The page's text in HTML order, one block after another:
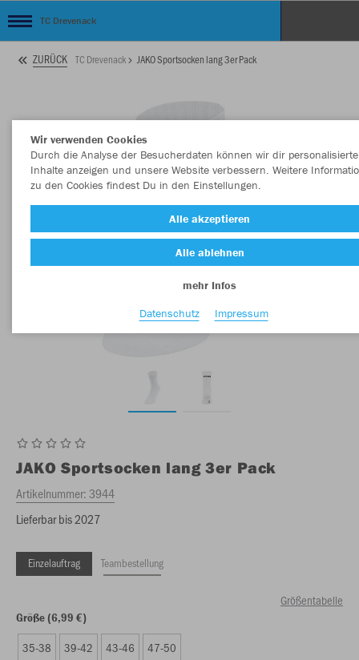
TC Drevenack
ZURÜCK TC Drevenack JAKO Sportsocken lang 3er Pack
JAKO Sportsocken lang 3er Pack
Artikelnummer:3944
Lieferbar bis 2027
Einzelauftrag Teambestellung
Größentabelle
Größe (6,99 €)
35-38 39-42 43-46 47-50
Wir verwenden Cookies
Durch die Analyse der Besucherdaten können wir dir personalisierte
Inhalte anzeigen und unsere Website verbessern. Weitere
zu den Cookies findest Du in den Einstellungen.
Alle akzeptieren
Alle ablehnen
mehr Infos
Datenschutz
Impressum